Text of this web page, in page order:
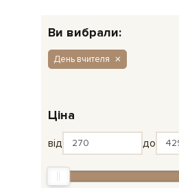
Ви вибрали:
День вчителя
Ціна
від до